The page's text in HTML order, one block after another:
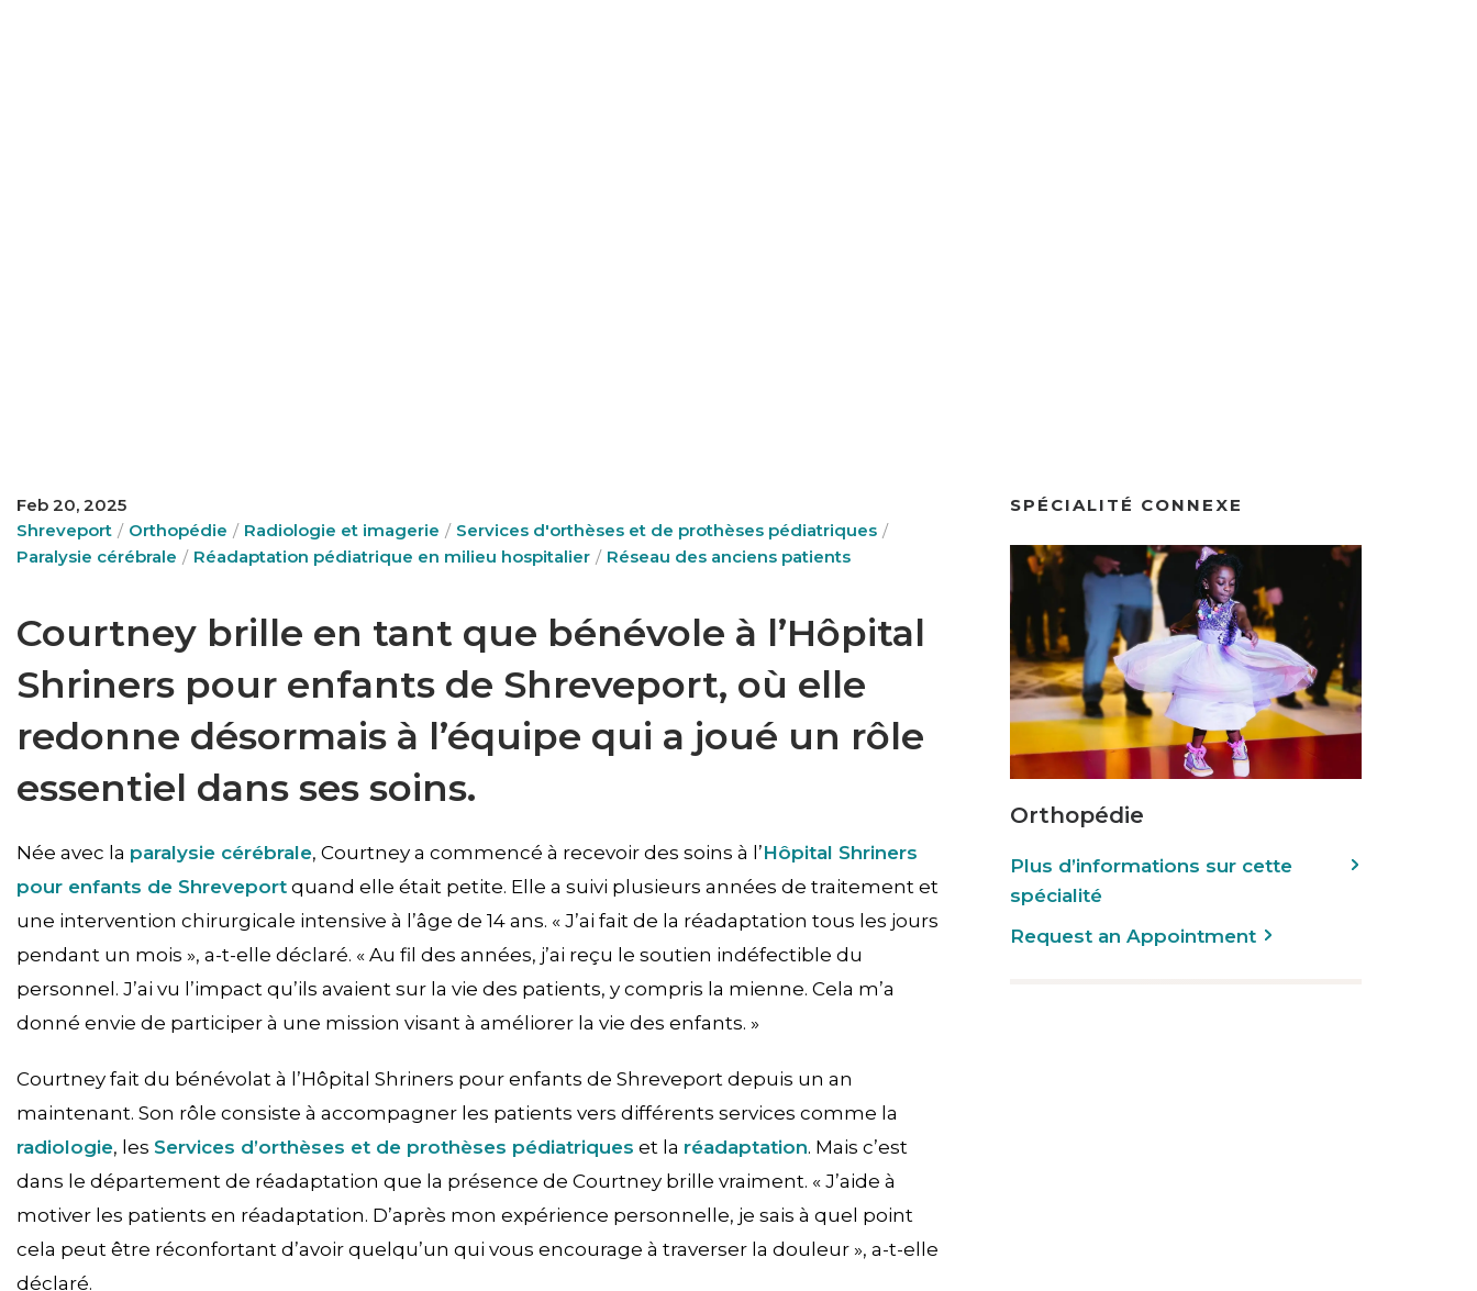
Feb 20, 2025
Shreveport
Orthopédie Radiologie et imagerie
Services d'orthèses et de prothèses pédiatriques
Paralysie cérébrale
Réadaptation pédiatrique en milieu hospitalier Réseau des anciens patients
Courtney brille en tant que bénévole à l’Hôpital
Shriners pour enfants de Shreveport, où elle
redonne désormais à l’équipe qui a joué un rôle
essentiel dans ses soins.
Née avec la paralysie cérébrale, Courtney a commencé à recevoir des soins à l’Hôpital Shriners
pour enfants de Shreveport quand elle était petite. Elle a suivi plusieurs années de traitement et
une intervention chirurgicale intensive à l’âge de 14 ans. « J’ai fait de la réadaptation tous les jours
pendant un mois », a-t-elle déclaré. « Au fil des années, j’ai reçu le soutien indéfectible du
personnel. J’ai vu l’impact qu’ils avaient sur la vie des patients, y compris la mienne. Cela m’a
donné envie de participer à une mission visant à améliorer la vie des enfants. »
Courtney fait du bénévolat à l’Hôpital Shriners pour enfants de Shreveport depuis un an
maintenant. Son rôle consiste à accompagner les patients vers différents services comme la
radiologie, les Services d’orthèses et de prothèses pédiatriques et la réadaptation. Mais c’est
dans le département de réadaptation que la présence de Courtney brille vraiment. « J’aide à
motiver les patients en réadaptation. D’après mon expérience personnelle, je sais à quel point
cela peut être réconfortant d’avoir quelqu’un qui vous encourage à traverser la douleur », a-t-elle
déclaré.
SPÉCIALITÉ CONNEXE
Orthopédie
Plus d’informations sur cette
spécialité
Request an Appointment